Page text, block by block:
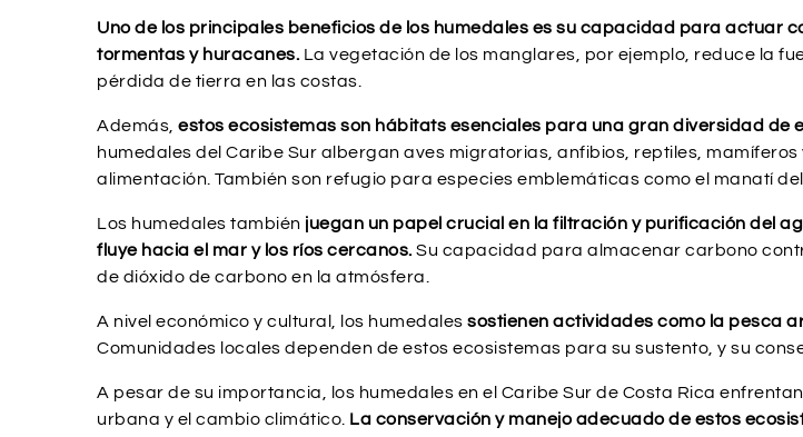
Uno de los principales beneficios de los humedales es su capacidad para actuar
tormentas y huracanes. La vegetación de los manglares, por ejemplo, reduce la
pérdida de tierra en las costas.
Además, estos ecosistemas son hábitats esenciales para una gran diversidad de
humedales del Caribe Sur albergan aves migratorias, anfibios, reptiles,
alimentación. También son refugio para especies emblemáticas como el manatí
Los humedales también juegan un papel crucial en la filtración y purificación del
fluye hacia el mar y los ríos cercanos. Su capacidad para almacenar carbono
de dióxido de carbono en la atmósfera.
A nivel económico y cultural, los humedales sostienen actividades como la pesca
Comunidades locales dependen de estos ecosistemas para su sustento, y su
A pesar de su importancia, los humedales en el Caribe Sur de Costa Rica
urbana y el cambio climático. La conservación y manejo adecuado de estos